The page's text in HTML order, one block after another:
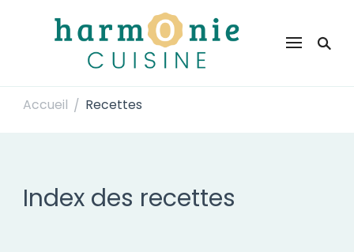
Harmonie Cuisine
Accueil / Recettes
Index des recettes